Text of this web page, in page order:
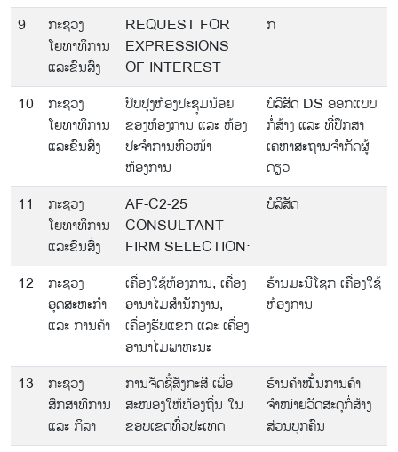
9
ກະຊວງ
ໂຍທາທິການ
ແລະຂົນສົ່ງ
REQUEST FOR
EXPRESSIONS
OF INTEREST
ກ
10
ກະຊວງ
ໂຍທາທິການ
ແລະຂົນສົ່ງ
ປັບປຸງຫ້ອງປະຊຸມນ້ອຍ
ຂອງຫ້ອງການ ແລະ ຫ້ອງ
ປະຈໍາການຫົວໜ້າ
ຫ້ອງການ
ບໍລິສັດ DS ອອກແບບ
ກໍ່ສ້າງ ແລະ ທີ່ປຶກສາ
ເຄຫາສະຖານຈໍາກັດຜູ້
ດຽວ
11
ກະຊວງ
ໂຍທາທິການ
ແລະຂົນສົ່ງ
AF-C2-25
CONSULTANT
FIRM SELECTION·
ບໍລິສັດ
12
ກະຊວງ
ອຸດສະຫະກຳ
ແລະ ການຄ້າ
ເຄື່ອງໃຊ້ຫ້ອງການ, ເຄື່ອງ
ອານາໄມສຳນັກງານ,
ເຄື່ອງຮັບແຂກ ແລະ ເຄື່ອງ
ອານາໄມພາຫະນະ
ຮ້ານມະນີໂຊກ ເຄື່ອງໃຊ້
ຫ້ອງການ
13
ກະຊວງ
ສຶກສາທິການ
ແລະ ກິລາ
ການຈັດຊື້ສັງກະສີ ເພື່ອ
ສະໜອງໃຫ້ທ້ອງຖິ່ນ ໃນ
ຂອບເຂດທົ່ວປະເທດ
ຮ້ານຄຳໝັັ້ນການຄ້າ
ຈຳໜ່າຍວັດສະດຸກໍ່ສ້າງ
ສ່ວນບຸກຄົນ